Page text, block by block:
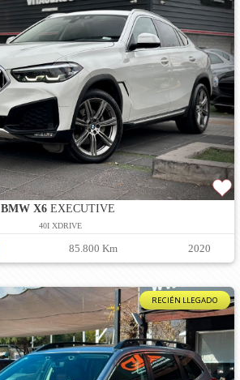
BMW X6 EXECUTIVE
40I XDRIVE
85.800 Km 2020
RECIÉN LLEGADO